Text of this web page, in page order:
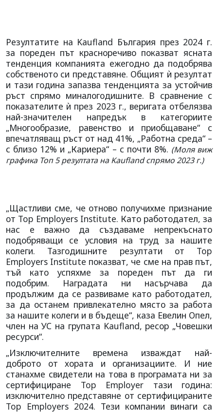
Резултатите на Kaufland България през 2024 г.
за пореден път красноречиво показват ясната
тенденция компанията ежегодно да подобрява
собственото си представяне. Общият ѝ резултат
и тази година запазва тенденцията за устойчив
ръст спрямо миналогодишните. В сравнение с
показателите ѝ през 2023 г., веригата отбелязва
най-значителен напредък в категориите
„Многообразие, равенство и приобщаване“ с
впечатляващ ръст от над 41%, „Работна среда“ –
с близо 12% и „Кариера“ – с почти 8%. (Моля виж
графика Топ 5 резултата на Kaufland спрямо 2023 г.)
„Щастливи сме, че отново получихме признание
от Top Employers Institute. Като работодател, за
нас е важно да създаваме непрекъснато
подобряващи се условия на труд за нашите
колеги. Тазгодишните резултати от Top
Employers Institute показват, че сме на прав път,
тъй като успяхме за пореден път да ги
подобрим. Наградата ни насърчава да
продължим да се развиваме като работодател,
за да останем привлекателно място за работа
за нашите колеги и в бъдеще“, каза Евелин Опел,
член на УС на групата Kaufland, ресор „Човешки
ресурси“.
„Изключителните времена изваждат най-
доброто от хората и организациите. И ние
станахме свидетели на това в програмата ни за
сертифициране Top Employer тази година:
изключително представяне от сертифицираните
Top Employers 2024. Тези компании винаги са